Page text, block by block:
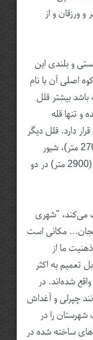
ورزقان و از
و بلندی این
اصلی آن با نام
باشد بیشتر قلل
و تنها قله
قرار دارد. قلل دیگر
مانند گشت سر (2940 متر) قاضی بلاغ (2700 متر)، شیور
(2652 متر)، سارپارق (2860 متر) و زینقالو (2900 متر) در دو
می‌کند، "شهری
مکانی است
ما از
تعمیم به اکثر
شده‌اند. در
چپرلی و آغداش
شهرستان را در
ساخته شده در